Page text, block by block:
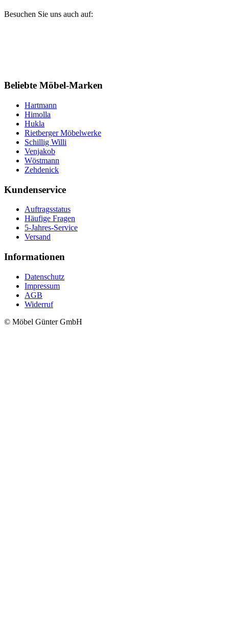
Besuchen Sie uns auch auf:
Beliebte Möbel-Marken
Hartmann
Himolla
Hukla
Rietberger Möbelwerke
Schillig Willi
Venjakob
Wöstmann
Zehdenick
Kundenservice
Auftragsstatus
Häufige Fragen
5-Jahres-Service
Versand
Informationen
Datenschutz
Impressum
AGB
Widerruf
© Möbel Günter GmbH